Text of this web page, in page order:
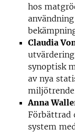
hos
Claudia
synoptisk
av nya
Anna
Förbättrad
system